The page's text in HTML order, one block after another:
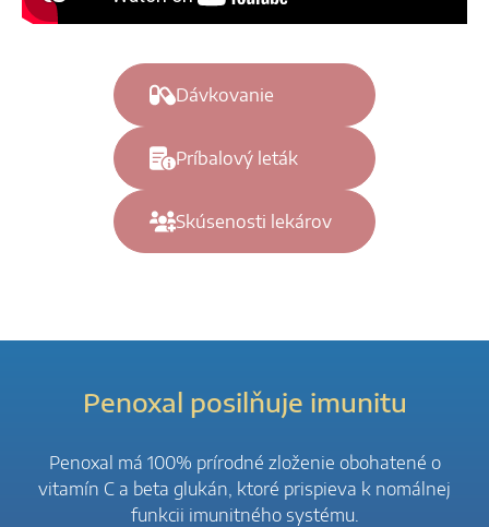
Dávkovanie
Príbalový leták
Skúsenosti lekárov
Penoxal posilňuje imunitu
Penoxal má 100% prírodné zloženie obohatené o
vitamín C a beta glukán, ktoré prispieva k nomálnej
funkcii imunitného systému.